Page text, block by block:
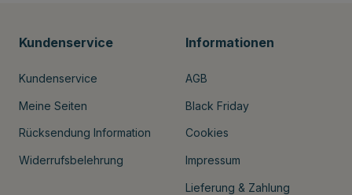
Kundenservice
Kundenservice
Meine Seiten
Rücksendung Information
Widerrufsbelehrung
Informationen
AGB
Black Friday
Cookies
Impressum
Lieferung & Zahlung